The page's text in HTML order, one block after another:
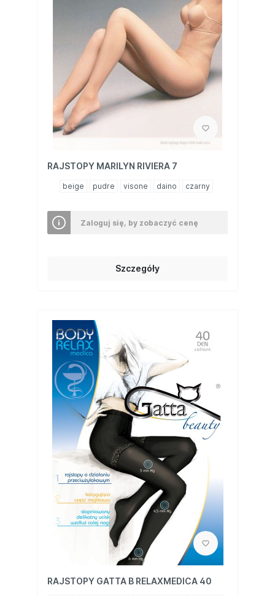
RAJSTOPY MARILYN RIVIERA 7
beige pudre visone daino czarny
Zaloguj się, by zobaczyć cenę
Szczegóły
RAJSTOPY GATTA B RELAXMEDICA 40